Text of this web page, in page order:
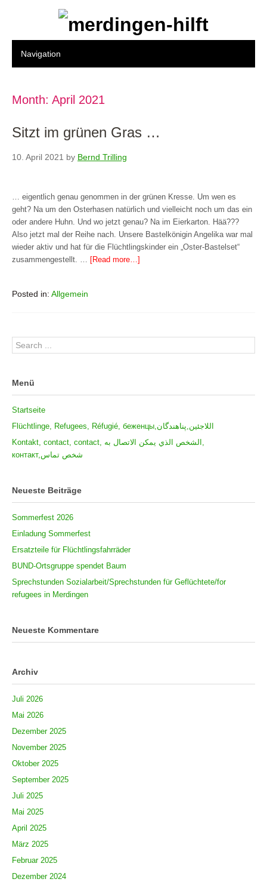
Month: April 2021
Sitzt im grünen Gras …
10. April 2021 by Bernd Trilling
… eigentlich genau genommen in der grünen Kresse. Um wen es
geht? Na um den Osterhasen natürlich und vielleicht noch um das ein
oder andere Huhn. Und wo jetzt genau? Na im Eierkarton. Hää???
Also jetzt mal der Reihe nach. Unsere Bastelkönigin Angelika war mal
wieder aktiv und hat für die Flüchtlingskinder ein „Oster-Bastelset“
zusammengestellt. … [Read more…]
Posted in: Allgemein
Menü
Startseite
Flüchtlinge, Refugees, Réfugié, беженцы,اللاجئين,پناهندگان
Kontakt, contact, contact, الشخص الذي يمكن الاتصال به,
контакт,شخص تماس
Neueste Beiträge
Sommerfest 2026
Einladung Sommerfest
Ersatzteile für Flüchtlingsfahrräder
BUND-Ortsgruppe spendet Baum
Sprechstunden Sozialarbeit/Sprechstunden für Geflüchtete/for
refugees in Merdingen
Neueste Kommentare
Archiv
Juli 2026
Mai 2026
Dezember 2025
November 2025
Oktober 2025
September 2025
Juli 2025
Mai 2025
April 2025
März 2025
Februar 2025
Dezember 2024